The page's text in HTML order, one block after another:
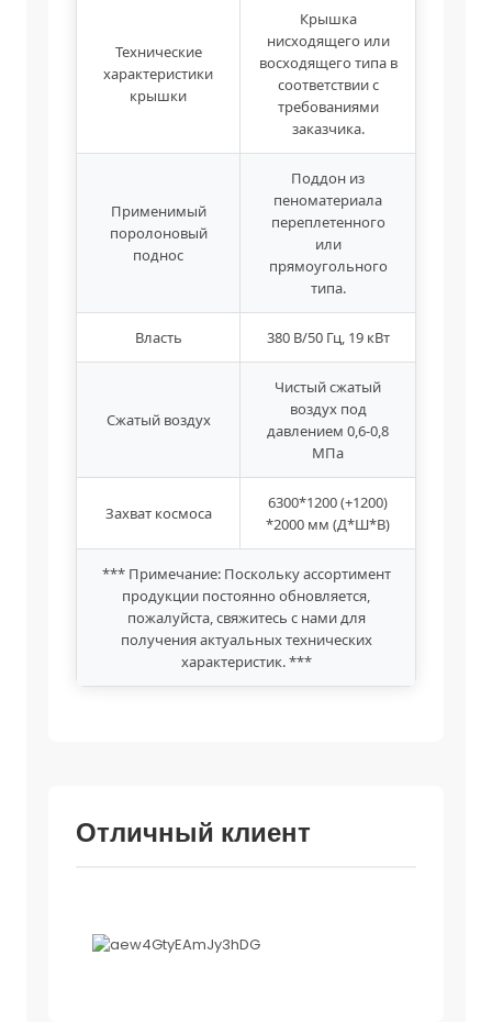
Технические
характеристики
крышки
Крышка
нисходящего или
восходящего типа в
соответствии с
требованиями
заказчика.
Применимый
поролоновый
поднос
Поддон из
пеноматериала
переплетенного
или
прямоугольного
типа.
Власть 380 В/50 Гц, 19 кВт
Сжатый воздух
Чистый сжатый
воздух под
давлением 0,6-0,8
МПа
Захват космоса
6300*1200 (+1200)
*2000 мм (Д*Ш*В)
*** Примечание: Поскольку ассортимент
продукции постоянно обновляется,
пожалуйста, свяжитесь с нами для
получения актуальных технических
характеристик. ***
Отличный клиент